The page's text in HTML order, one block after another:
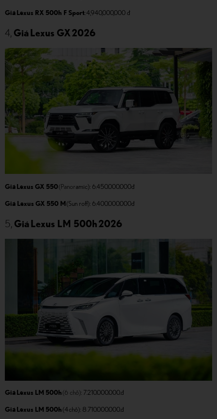
Giá Lexus RX 500h F Sport: 4,940,000,000 đ
4, Giá Lexus GX 2026
Giá Lexus GX 550(Panoramic): 6.450.000.000đ
Giá Lexus GX 550 M (Sun roff): 6.400.000.000đ
5, Giá Lexus LM 500h 2026
Giá Lexus LM 500h (6 chỗ): 7.210.000.000.đ
Giá Lexus LM 500h (4 chỗ): 8.710.000.000.đ